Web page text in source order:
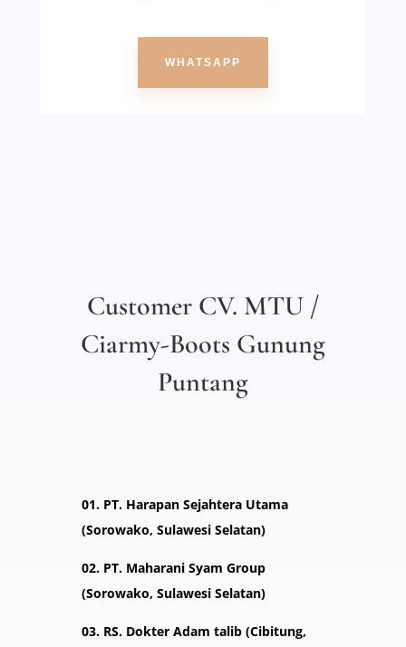
WHATSAPP
Customer CV. MTU /
Ciarmy-Boots Gunung
Puntang
01. PT. Harapan Sejahtera Utama
(Sorowako, Sulawesi Selatan)
02. PT. Maharani Syam Group
(Sorowako, Sulawesi Selatan)
03. RS. Dokter Adam talib (Cibitung,